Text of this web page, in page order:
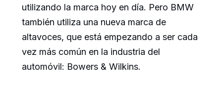
utilizando la marca hoy en día. Pero BMW
también utiliza una nueva marca de
altavoces, que está empezando a ser cada
vez más común en la industria del
automóvil: Bowers & Wilkins.